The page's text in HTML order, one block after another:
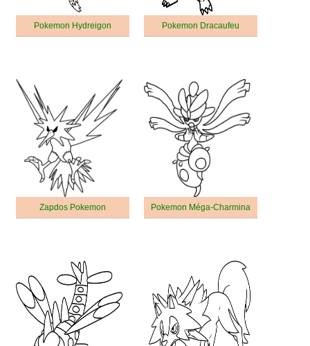
Pokemon Hydreigon Pokemon Dracaufeu
Zapdos Pokemon Pokemon Méga-Charmina